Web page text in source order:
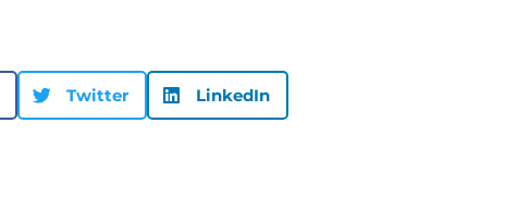
Twitter LinkedIn